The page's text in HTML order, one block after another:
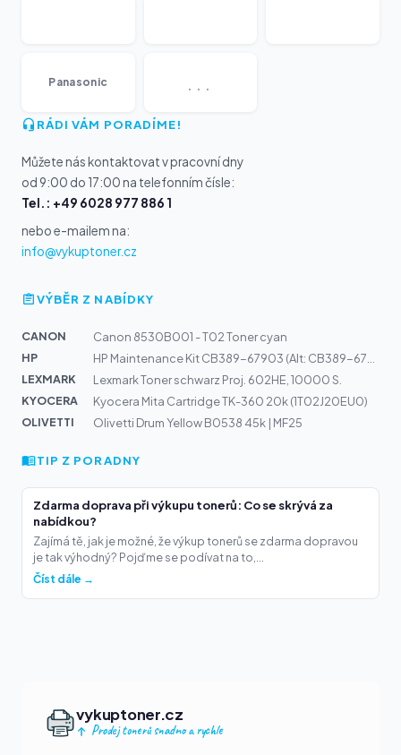
Panasonic ...
RÁDI VÁM PORADÍME!
Můžete nás kontaktovat v pracovní dny
od 9:00 do 17:00 na telefonním čísle:
Tel.: +49 6028 977 886 1
nebo e-mailem na:
info@vykuptoner.cz
VÝBĚR Z NABÍDKY
CANON
Canon 8530B001 - T02 Toner cyan
HP
LEXMARK
Lexmark Toner schwarz Proj. 602HE, 10000 S.
KYOCERA
Kyocera Mita Cartridge TK-360 20k (1T02J20EU0)
OLIVETTI
Olivetti Drum Yellow B0538 45k | MF25
TIP Z PORADNY
Zdarma doprava při výkupu tonerů: Co se skrývá za
nabídkou?
Zajímá tě, jak je možné, že výkup tonerů se zdarma dopravou
je tak výhodný? Pojďme se podívat na to,...
Číst dále →
vykuptoner.cz
Prodej tonerů snadno a rychle